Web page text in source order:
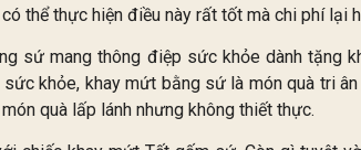
thể thực hiện điều này rất tốt mà chi phí lại
sứ mang thông điệp sức khỏe dành tặng
khỏe, khay mứt bằng sứ là món quà tri
quà lấp lánh nhưng không thiết thực.